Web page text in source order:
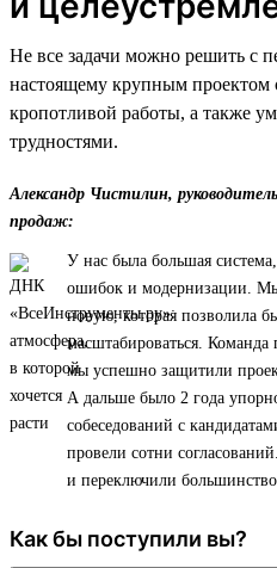
Не все задачи можно решить с
настоящему крупным проектом
кропотливой работы, а также
трудностями.
Александр Чистилин,
продаж:
У нас была большая
ошибок и модернизации. Мы
новую, которая позволила
масштабироваться.
мы успешно защитили
А дальше было 2 года
собеседований с
провели сотни
и переключили
Как бы поступили вы?